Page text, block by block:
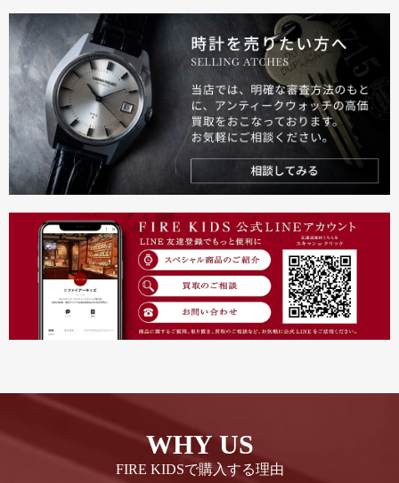
WHY US
FIRE KIDSで購入する理由